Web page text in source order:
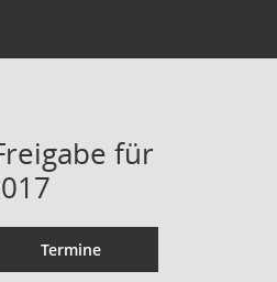
für
Termine